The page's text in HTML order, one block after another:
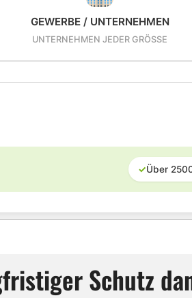
GEWERBE / UNTERNEHMEN
UNTERNEHMEN JEDER GRÖSSE
✓Über
Schutz